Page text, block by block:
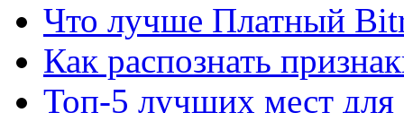
Что лучше Платный
Как распознать
Топ-5 лучших мест для